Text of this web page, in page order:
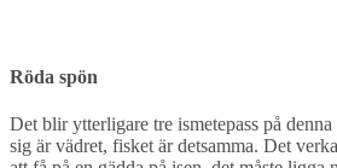
Röda spön
Det blir ytterligare tre ismetepass på
sig är vädret, fisket är detsamma. Det